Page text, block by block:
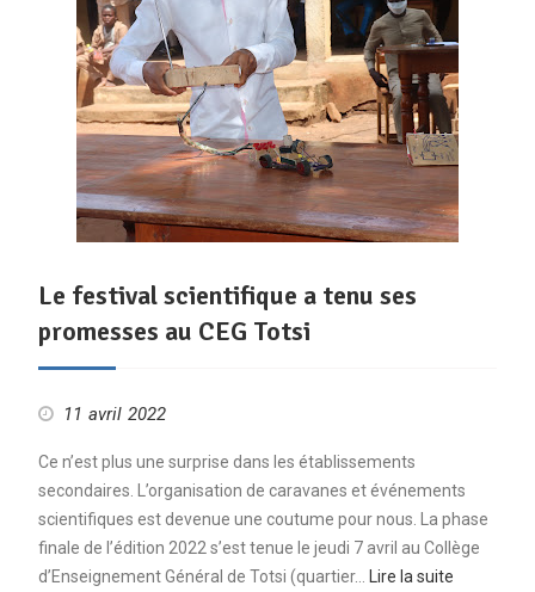
Le festival scientifique a tenu ses
promesses au CEG Totsi
11 avril 2022
Ce n’est plus une surprise dans les établissements
secondaires. L’organisation de caravanes et événements
scientifiques est devenue une coutume pour nous. La phase
finale de l’édition 2022 s’est tenue le jeudi 7 avril au Collège
d’Enseignement Général de Totsi (quartier…
Lire la suite